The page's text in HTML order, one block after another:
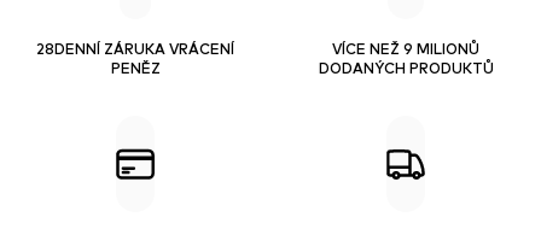
28DENNÍ ZÁRUKA VRÁCENÍ
PENĚZ
VÍCE NEŽ 9 MILIONŮ
DODANÝCH PRODUKTŮ